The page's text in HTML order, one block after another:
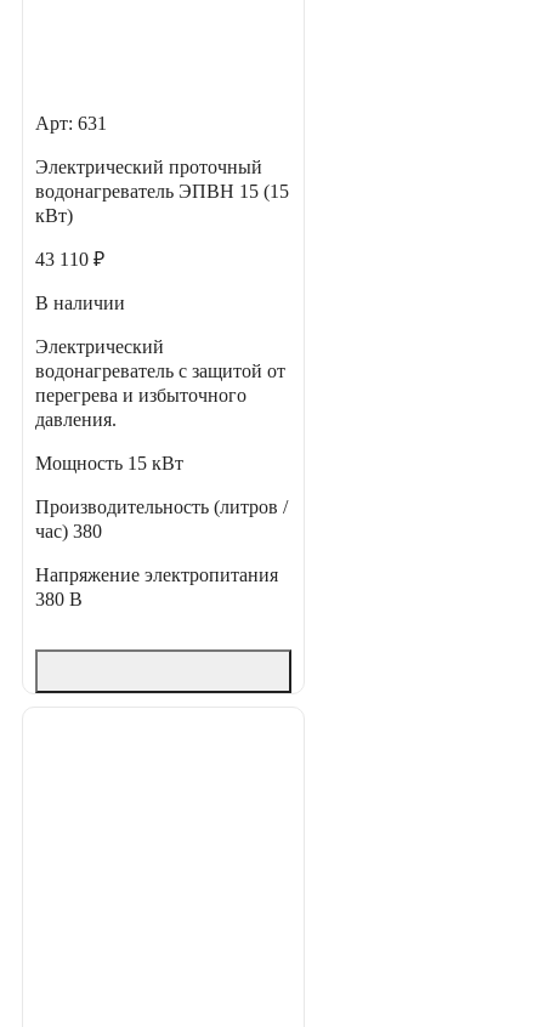
Арт: 631
Электрический проточный
водонагреватель ЭПВН 15 (15
кВт)
43 110 ₽
В наличии
Электрический
водонагреватель с защитой от
перегрева и избыточного
давления.
Мощность 15 кВт
Производительность (литров /
час) 380
Напряжение электропитания
380 В